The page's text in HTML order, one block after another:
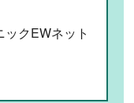
クEWネット